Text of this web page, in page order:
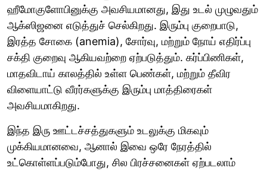
ஹீமோகுளோபினுக்கு அவசியமானது, இது உடல் முழுவதும்
ஆக்ஸிஜனை எடுத்துச் செல்கிறது. இரும்பு குறைபாடு,
இரத்த சோகை (anemia), சோர்வு, மற்றும் நோய் எதிர்ப்பு
சக்தி குறைவு ஆகியவற்றை ஏற்படுத்தும். கர்ப்பிணிகள்,
மாதவிடாய் காலத்தில் உள்ள பெண்கள், மற்றும் தீவிர
விளையாட்டு வீரர்களுக்கு இரும்பு மாத்திரைகள்
அவசியமாகிறது.
இந்த இரு ஊட்டச்சத்துகளும் உடலுக்கு மிகவும்
முக்கியமானவை, ஆனால் இவை ஒரே நேரத்தில்
உட்கொள்ளப்படும்போது, சில பிரச்சனைகள் ஏற்படலாம்